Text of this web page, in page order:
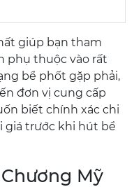
giúp bạn tham
phụ thuộc vào rất
bể phốt gặp phải,
đơn vị cung cấp
biết chính xác chi
giá trước khi hút bể
Mỹ